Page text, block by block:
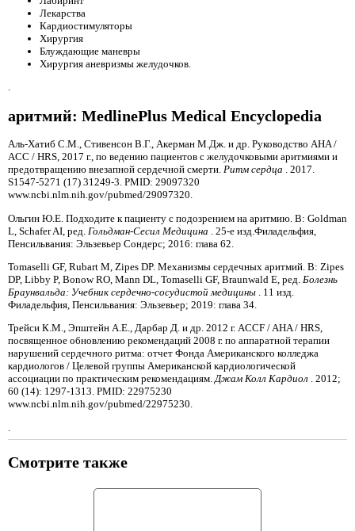
Лекарства
Кардиостимуляторы
Хирургия
Блуждающие маневры
Хирургия аневризмы желудочков.
.
аритмий: MedlinePlus Medical Encyclopedia
Аль-Хатиб С.М., Стивенсон В.Г., Акерман М.Дж. и др. Руководство AHA /
ACC / HRS, 2017 г., по ведению пациентов с желудочковыми аритмиями и
предотвращению внезапной сердечной смерти. Ритм сердца . 2017.
S1547-5271 (17) 31249-3. PMID: 29097320
www.ncbi.nlm.nih.gov/pubmed/29097320.
Ольгин Ю.Е. Подходите к пациенту с подозрением на аритмию. В: Goldman
L, Schafer AI, ред. Гольдман-Сесил Медицина
. 25-е ​​изд.Филадельфия,
Пенсильвания: Эльзевьер Сондерс; 2016: глава 62.
Tomaselli GF, Rubart M, Zipes DP. Механизмы сердечных аритмий. В: Zipes
DP, Libby P, Bonow RO, Mann DL, Tomaselli GF, Braunwald E, ред. Болезнь
Браунвальда: Учебник сердечно-сосудистой медицины
. 11 изд.
Филадельфия, Пенсильвания: Эльзевьер; 2019: глава 34.
Трейси К.М., Эпштейн А.Е., Дарбар Д. и др. 2012 г. ACCF / AHA / HRS,
посвященное обновлению рекомендаций 2008 г. по аппаратной терапии
нарушений сердечного ритма: отчет Фонда Американского колледжа
кардиологов / Целевой группы Американской кардиологической
ассоциации по практическим рекомендациям.Джам Колл Кардиол . 2012;
60 (14): 1297-1313. PMID: 22975230
www.ncbi.nlm.nih.gov/pubmed/22975230.
Смотрите также